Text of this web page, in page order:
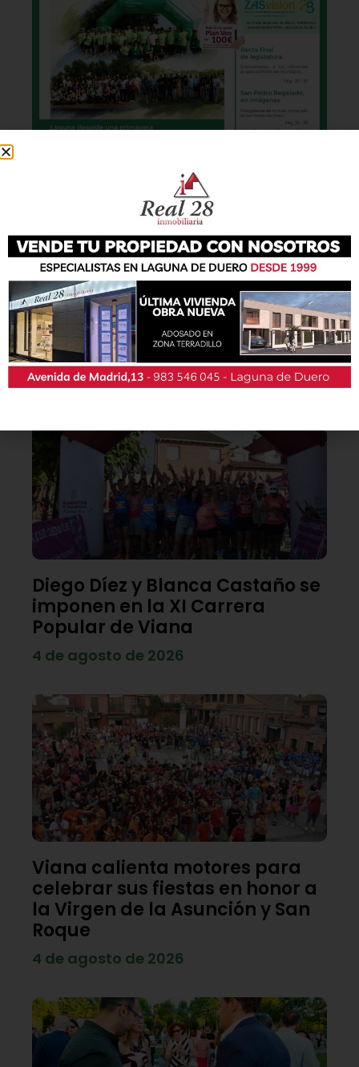
También podrás conseguir la revista en papel
de formagratuitaen todos los negocios
patrocinadores y en la Casa de las Artes.
Lo último
Diego Díez y Blanca Castaño se
imponen en la XI Carrera
Popular de Viana
4 de agosto de 2026
Viana calienta motores para
celebrar sus fiestas en honor a
la Virgen de la Asunción y San
Roque
4 de agosto de 2026